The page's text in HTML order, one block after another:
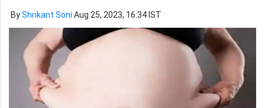
ByShrikant Soni Aug 25, 2023, 16:34 IST